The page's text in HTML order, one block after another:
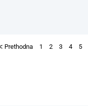
Prethodna 1 2 3 4 5